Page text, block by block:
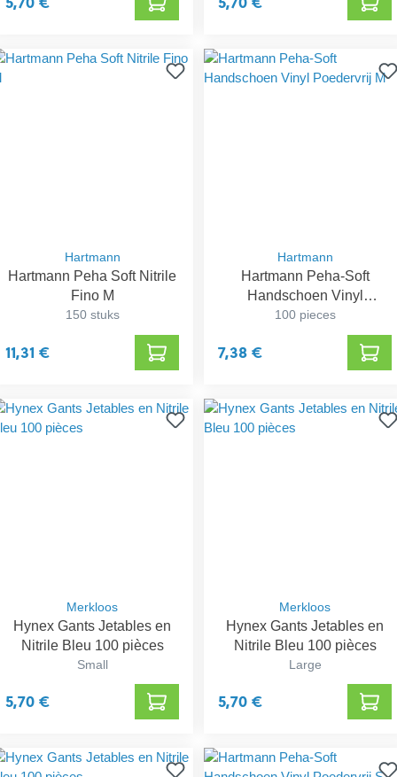
Hartmann
Hartmann Peha Soft Nitrile
Fino M
150 stuks
11,31 €
Hartmann
Hartmann Peha-Soft
Handschoen Vinyl
Poedervrij M
100 pieces
7,38 €
Merkloos
Hynex Gants Jetables en
Nitrile Bleu 100 pièces
Small
5,70 €
Merkloos
Hynex Gants Jetables en
Nitrile Bleu 100 pièces
Large
5,70 €